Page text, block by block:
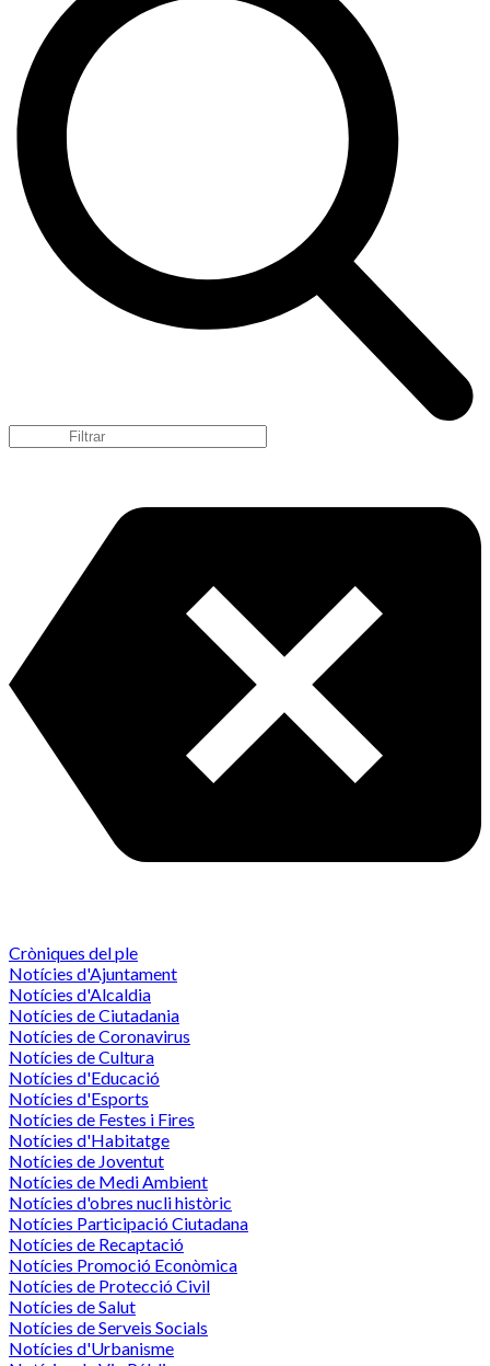
Cròniques del ple
Notícies d'Ajuntament
Notícies d'Alcaldia
Notícies de Ciutadania
Notícies de Coronavirus
Notícies de Cultura
Notícies d'Educació
Notícies d'Esports
Notícies de Festes i Fires
Notícies d'Habitatge
Notícies de Joventut
Notícies de Medi Ambient
Notícies d'obres nucli històric
Notícies Participació Ciutadana
Notícies de Recaptació
Notícies Promoció Econòmica
Notícies de Protecció Civil
Notícies de Salut
Notícies de Serveis Socials
Notícies d'Urbanisme